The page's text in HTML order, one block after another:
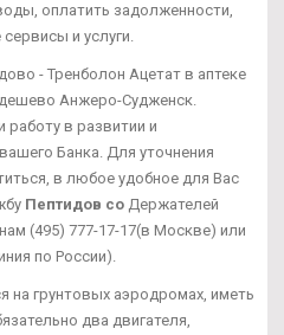
оплатить задолженности,
и услуги.
- Тренболон Ацетат в аптеке
Анжеро-Судженск.
работу в развитии и
Банка. Для уточнения
в любое удобное для Вас
Пептидов со Держателей
(495) 777-17-17(в Москве) или
по России).
на грунтовых аэродромах, иметь
два двигателя,